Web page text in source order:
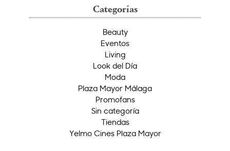
Categorías
Beauty
Eventos
Living
Look del Día
Moda
Plaza Mayor Málaga
Promofans
Sin categoría
Tiendas
Yelmo Cines Plaza Mayor